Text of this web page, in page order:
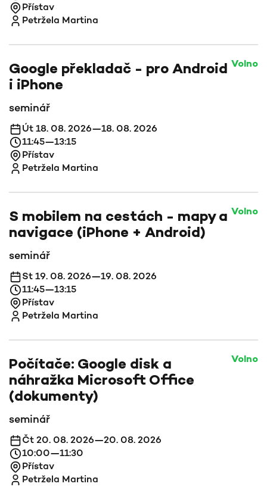
Přístav
Petržela Martina
Google překladač - pro Android
i iPhone
Volno
seminář
Út 18. 08. 2026—18. 08. 2026
11:45—13:15
Přístav
Petržela Martina
S mobilem na cestách - mapy a
navigace (iPhone + Android)
Volno
seminář
St 19. 08. 2026—19. 08. 2026
11:45—13:15
Přístav
Petržela Martina
Počítače: Google disk a
náhražka Microsoft Office
(dokumenty)
Volno
seminář
Čt 20. 08. 2026—20. 08. 2026
10:00—11:30
Přístav
Petržela Martina